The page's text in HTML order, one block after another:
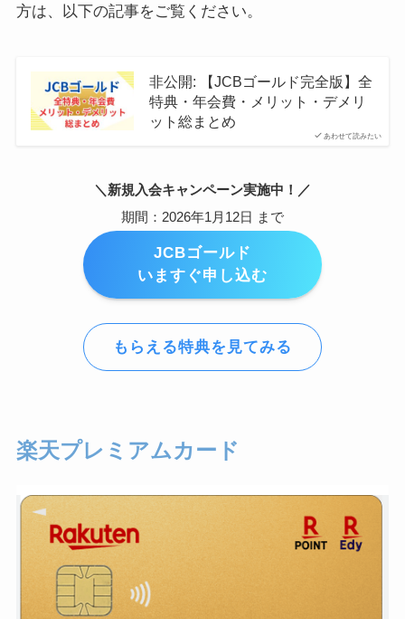
方は、以下の記事をご覧ください。
あわせて読みたい
非公開: 【JCBゴールド完全版】全
特典・年会費・メリット・デメリ
ット総まとめ
＼新規入会キャンペーン実施中！／
期間：2026年1月12日 まで
JCBゴールド
いますぐ申し込む
もらえる特典を見てみる
楽天プレミアムカード